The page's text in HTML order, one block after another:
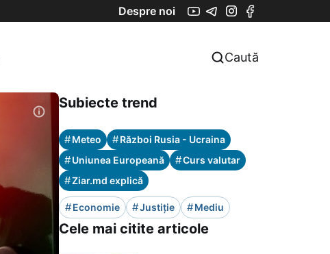
Despre noi
Caută
Subiecte trend
#Meteo #Război Rusia - Ucraina
#Uniunea Europeană #Curs valutar
#Ziar.md explică
#Economie #Justiție #Mediu
Cele mai citite articole